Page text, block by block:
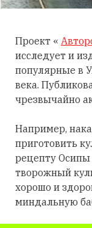
Проект «
исследует и
популярные в
века.
чрезвычайно
Например,
приготовить
рецепту Осипы
творожный
хорошо и
миндальную